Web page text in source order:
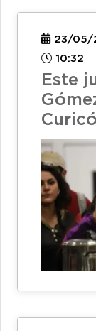
23/05/
10:32
Este
Curicó